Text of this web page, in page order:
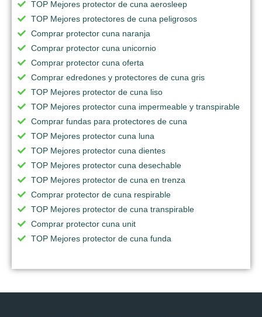
TOP Mejores protector de cuna aerosleep
TOP Mejores protectores de cuna peligrosos
Comprar protector cuna naranja
Comprar protector cuna unicornio
Comprar protector cuna oferta
Comprar edredones y protectores de cuna gris
TOP Mejores protector de cuna liso
TOP Mejores protector cuna impermeable y transpirable
Comprar fundas para protectores de cuna
TOP Mejores protector cuna luna
TOP Mejores protector cuna dientes
TOP Mejores protector cuna desechable
TOP Mejores protector de cuna en trenza
Comprar protector de cuna respirable
TOP Mejores protector de cuna transpirable
Comprar protector cuna unit
TOP Mejores protector de cuna funda